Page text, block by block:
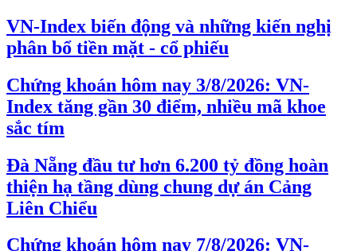
VN-Index biến động và những kiến nghị
phân bổ tiền mặt - cổ phiếu
Chứng khoán hôm nay 3/8/2026: VN-
Index tăng gần 30 điểm, nhiều mã khoe
sắc tím
Đà Nẵng đầu tư hơn 6.200 tỷ đồng hoàn
thiện hạ tầng dùng chung dự án Cảng
Liên Chiểu
Chứng khoán hôm nay 7/8/2026: VN-